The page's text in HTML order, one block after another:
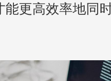
更高效率地同